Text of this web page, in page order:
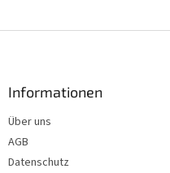
Informationen
Über uns
AGB
Datenschutz